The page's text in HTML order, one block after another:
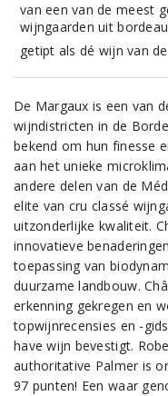
van een van de meest
wijngaarden uit
getipt als dé wijn van
De Margaux is een van
wijndistricten in de
bekend om hun finesse
aan het unieke
andere delen van de
elite van cru classé
uitzonderlijke kwaliteit.
innovatieve
toepassing van
duurzame landbouw.
erkenning gekregen en
topwijnrecensies en -
have wijn bevestigt.
authoritative Palmer is
97 punten! Een waar